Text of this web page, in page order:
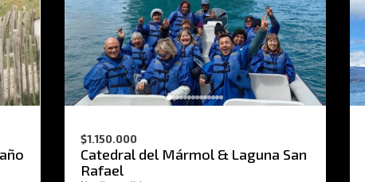
$1.150.000
Catedral del Mármol & Laguna San
Rafael